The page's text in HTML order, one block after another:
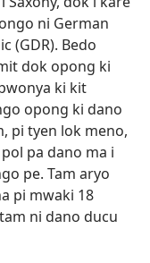
ni German
(GDR). Bedo
dok opong ki
ki kit
opong ki dano
pi tyen lok meno,
pa dano ma i
pe. Tam aryo
pi mwaki 18
ni dano ducu